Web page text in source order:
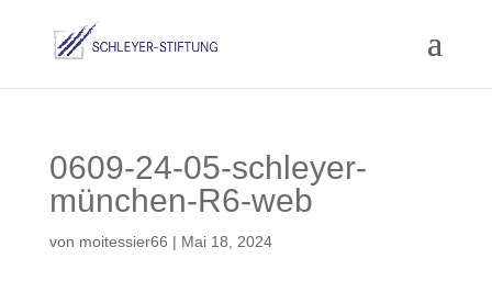
0609-24-05-schleyer-
münchen-R6-web
von moitessier66 | Mai 18, 2024